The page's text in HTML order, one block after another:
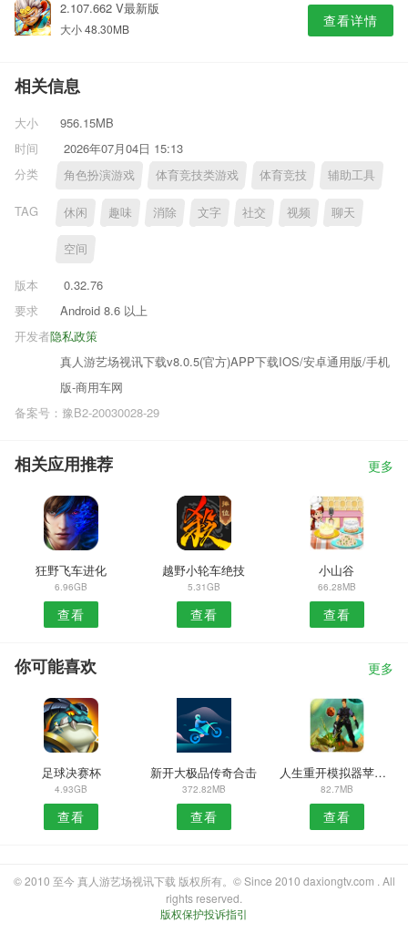
2.107.662 V最新版
大小 48.30MB 查看详情
相关信息
大小
956.15MB
时间
2026年07月04日 15:13
分类
角色扮演游戏 体育竞技类游戏 体育竞技 辅助工具
TAG 休闲 趣味 消除 文字 社交 视频 聊天
空间
版本
0.32.76
要求
Android 8.6 以上
隐私政策
开发者
真人游艺场视讯下载v8.0.5(官方)APP下载IOS/安卓通用版/手机
版-商用车网
备案号：豫B2-20030028-29
相关应用推荐 更多
狂野飞车进化
6.96GB
查看
越野小轮车绝技
5.31GB
查看
小山谷
66.28MB
查看
你可能喜欢 更多
足球决赛杯
4.93GB
查看
新开大极品传奇合击
372.82MB
查看
人生重开模拟器苹果版
82.7MB
查看
© 2010 至今 真人游艺场视讯下载 版权所有。© Since 2010 daxiongtv.com . All
rights reserved.
版权保护投诉指引